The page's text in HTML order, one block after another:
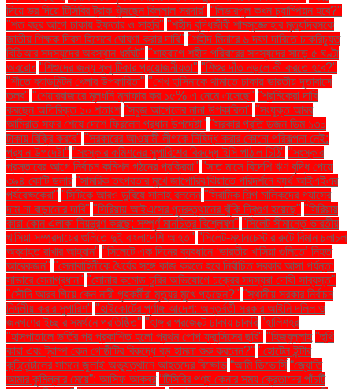
দিয়ে ভর দিয়ে টিসিবির ট্রাক খুঁজছেন বিল্লাল সরদার" "লিভারপুল কখন চ্যাম্পিয়ন হবে?"
"শত বছর আগে ঢাকায় ইফতার ও সাহ্‌রি" "শহীদ বুদ্ধিজীবী শামসুজ্জোহার মৃত্যুদিবসকে
জাতীয় শিক্ষক দিবস হিসেবে ঘোষণা করার দাবি" "শহীদ মিনারে ৬ দফা দাবিতে চাকরিচ্যুত
বিডিআর সদস্যদের অবস্থান ধর্মঘট" "শাহবাগে শহীদ পরিবারের সদস্যদের সাড়ে ৫ ঘণ্টা
অবরোধ "শিশুদের জন্য ফ্লু টিকার প্রয়োজনীয়তা" "শিশুর দাঁত নড়লে কী করতে হবে?"
"শীতে ব্যাডমিন্টন খেলার উপকারিতা" "শেখ হাসিনাকে থামাতে ঢাকায় ভারতীয় দূতাবাসে
তলব" "শেয়ারবাজারে মূলধনি মুনাফার কর ১৫% এ নেমে এসেছে" "শ্রমিকেরা দাবি
করছেন অতিরিক্ত ১০ শতাংশ "সবুজ আপেলের নানা উপকারিতা" "সংযুক্ত আরব
আমিরাত সফর শেষে দেশে ফিরলেন প্রধান উপদেষ্টা" "সরকার প্রতি ডজন ডিম ১৩০
টাকায় বিক্রি করবে" "সরকারের আওয়ামী লীগকে নিষিদ্ধ করার কোনো পরিকল্পনা নেই:
প্রধান উপদেষ্টা" "সংস্কার কমিশনের সুপারিশের বিরুদ্ধে ইসি পাঠাল চিঠি" "সংস্কার
প্রস্তাবের আগে নির্বাচন কমিশন গঠনের প্রক্রিয়া" "সাত মাসে বিদেশি ঋণ বৃদ্ধি পেয়ে
৩৯৪ কোটি ডলার "সামরিক তৎপরতার মুখে জাপোরিঝঝিয়াতে পরিদর্শনে ব্যর্থ আইএইএর
পর্যবেক্ষকেরা" "সিটিকে আরও ডুবিয়ে সালাহ বললেন "সিরামিক শিল্প মালিকদের গ্যাসের
দাম না বাড়ানোর দাবি" "সিরিয়ায় আইএসের পুনরুত্থানের ঝুঁকি দ্বিগুণ হয়েছে" "সিরিয়ায়
কারা কোন এলাকা নিয়ন্ত্রণ করছে: সম্পূর্ণ মানচিত্র বিশ্লেষণ" "সিলেট সীমান্তে ভারতীয়
খাসিয়া সম্প্রদায়ের গুলিতে দুই বাংলাদেশি আহত" "সিলেট-ম্যানচেস্টার রুটে বিমান চলাচল
অব্যাহত রাখার আহ্বান" "সিলেটে এক দিনের ব্যবধানে ‘ভারতীয় খাসিয়া গু‌লিতে’ নিহত
আরেকজন" "সেনাবাহিনীকে ধৈর্যের সঙ্গে কাজ করতে হবে নির্বাচিত সরকার আসা পর্যন্ত:
সাভারে সেনাপ্রধান" "সোনার কমোড চুরির অভিযোগে চক্রের সদস্যরা দোষী সাব্যস্ত"
"সৌদি আরব গিয়ে কেন নারী গৃহকর্মীরা মৃত্যুর মুখে পড়ছেন?" "স্থানীয় সরকার নির্বাচন
নির্দলীয় করার সুপারিশ" "হাইকোর্টের পূর্ণাঙ্গ আদেশ: অন্তর্বর্তী সরকার আইনি দলিল ও
জনগণের ইচ্ছার সমর্থনে প্রতিষ্ঠিত" "হাঙ্গার প্রজেক্টে ঢাকায় চাকরি "হালিশহর
"হাসপাতালে ভর্তির পর প্রকাশিত হলো প্রথম পোপ ফ্রান্সিসের ছবি" "হিজবুল্লাহ "হুথি
কারা এবং ট্রাম্প কেন গোষ্ঠীটির বিরুদ্ধে বড় হামলা শুরু করলেন?" "হোটেল ইন্টার
কন্টিনেন্টালের সামনে জুলাই অভ্যুত্থানে আহতদের বিক্ষোভ “আমি ডিভোর্সি “জ্যোতি
আমার কুমিল্লার মেয়ে”: আসিফ আকবর “টিসিবির পণ্য কেনার সময় ক্রেতাদের পাঁচটি